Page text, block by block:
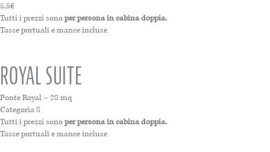
5,5€
Tutti i prezzi sonoper persona in cabina doppia.
Tasse portuali e mance incluse
ROYAL SUITE
Ponte Royal – 28 mq
Categoria S
Tutti i prezzi sonoper persona in cabina doppia.
Tasse portuali e mance incluse